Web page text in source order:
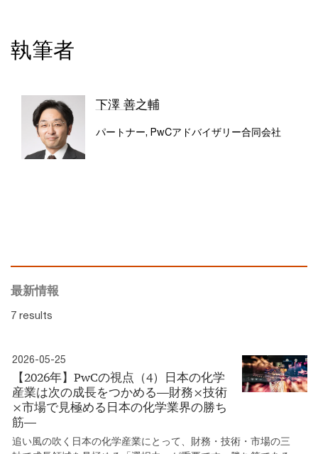
執筆者
下澤 善之輔
パートナー, PwCアドバイザリー合同会社
最新情報
7 results
2026-05-25
【2026年】PwCの視点（4）日本の化学
産業は次の成長をつかめる―財務×技術
×市場で見極める日本の化学業界の勝ち
筋―
追い風の吹く日本の化学産業にとって、財務・技術・市場の三